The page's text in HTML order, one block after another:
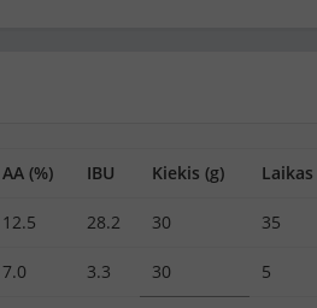
AA (%) IBU Kiekis (g) Laikas
12.5 28.2 30 35
7.0 3.3 30 5